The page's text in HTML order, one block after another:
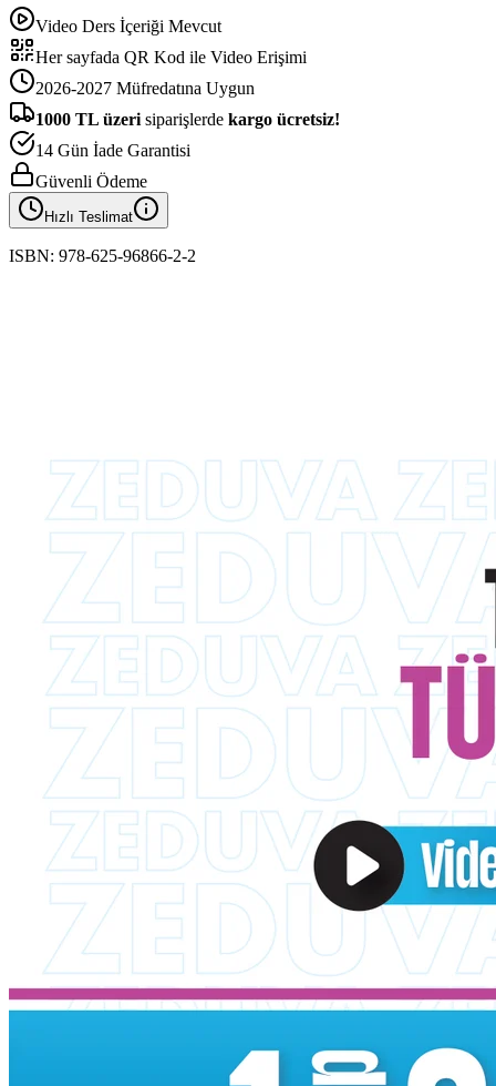
Video Ders İçeriği Mevcut
Her sayfada QR Kod ile Video Erişimi
2026-2027 Müfredatına Uygun
1000 TL üzeri siparişlerde kargo ücretsiz!
14 Gün İade Garantisi
Güvenli Ödeme
Hızlı Teslimat
ISBN: 978-625-96866-2-2